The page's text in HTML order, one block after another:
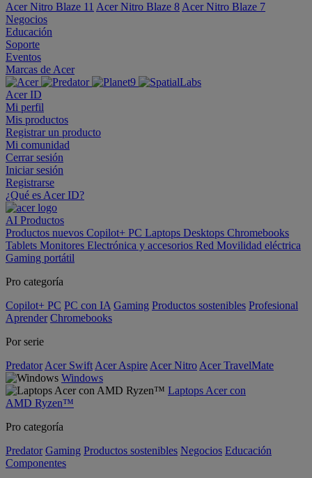
Acer Nitro Blaze 11 Acer Nitro Blaze 8 Acer Nitro Blaze 7
Negocios
Educación
Soporte
Eventos
Marcas de Acer
Acer ID
Mi perfil
Mis productos
Registrar un producto
Mi comunidad
Cerrar sesión
Iniciar sesión
Registrarse
¿Qué es Acer ID?
AI Productos
Productos nuevos Copilot+ PC Laptops Desktops Chromebooks
Tablets Monitores Electrónica y accesorios Red Movilidad eléctrica
Gaming portátil
Pro categoría
Copilot+ PC PC con IA Gaming Productos sostenibles Profesional
Aprender Chromebooks
Por serie
Predator Acer Swift Acer Aspire Acer Nitro Acer TravelMate
Windows
Laptops Acer con
AMD Ryzen™
Pro categoría
Predator Gaming Productos sostenibles Negocios Educación
Componentes